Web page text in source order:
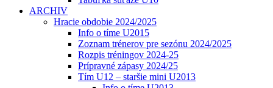
ARCHIV
Hracie obdobie 2024/2025
Info o tíme U2015
Zoznam trénerov pre sezónu 2024/2025
Rozpis tréningov 2024-25
Prípravné zápasy 2024/25
Tím U12 – staršie mini U2013